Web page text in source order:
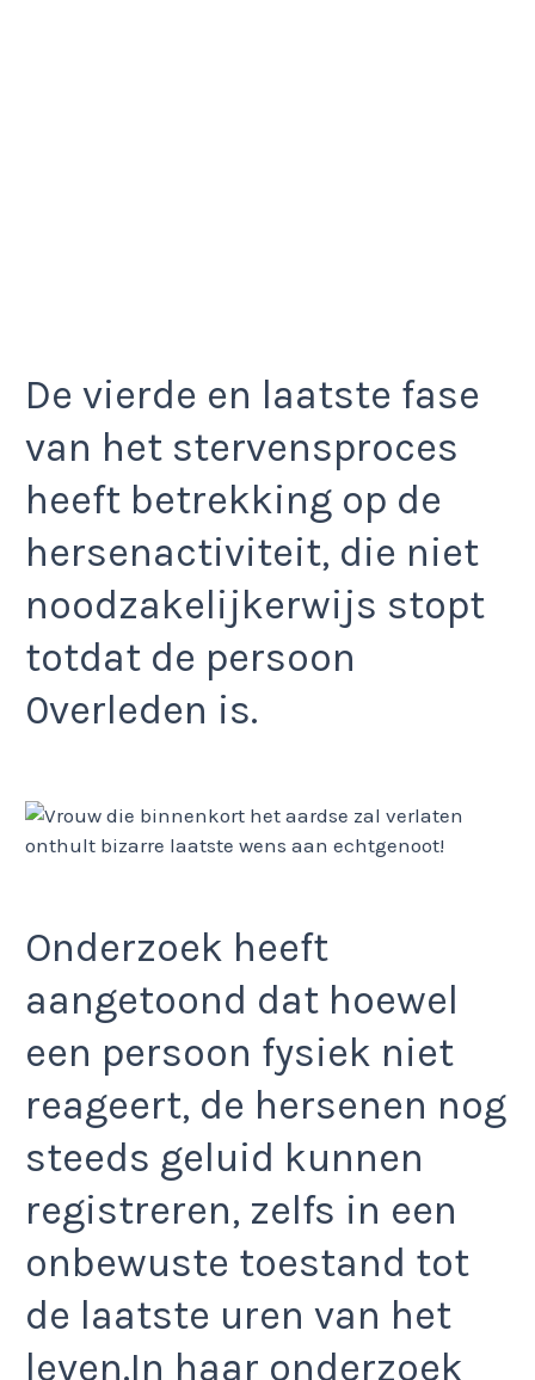
De vierde en laatste fase
van het stervensproces
heeft betrekking op de
hersenactiviteit, die niet
noodzakelijkerwijs stopt
totdat de persoon
0verleden is.
Onderzoek heeft
aangetoond dat hoewel
een persoon fysiek niet
reageert, de hersenen nog
steeds geluid kunnen
registreren, zelfs in een
onbewuste toestand tot
de laatste uren van het
leven.In haar onderzoek